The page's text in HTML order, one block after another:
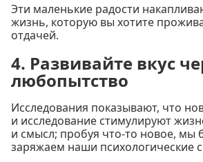
Эти маленькие радости
жизнь, которую вы хотите
отдачей.
4. Развивайте вкус
любопытство
Исследования показывают, что
и исследование стимулируют
и смысл; пробуя что-то новое, мы
заряжаем наши психологические